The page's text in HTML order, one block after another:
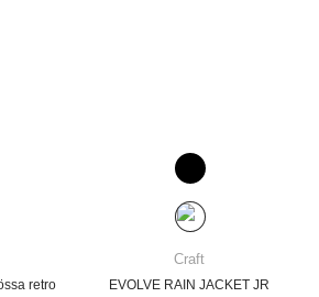
retro
Craft
EVOLVE RAIN JACKET JR